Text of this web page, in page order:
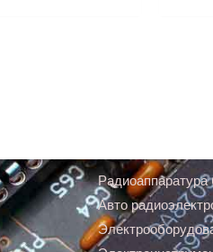
Радиоаппаратура
Авто